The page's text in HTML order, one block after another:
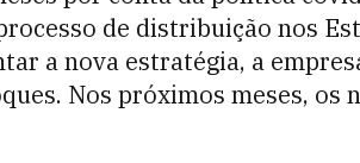
de distribuição nos
a nova estratégia, a
Nos próximos meses, os